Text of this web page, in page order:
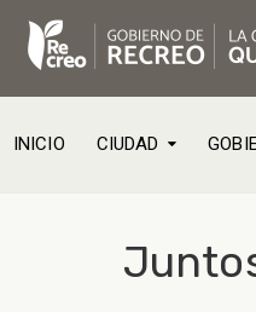
INICIO CIUDAD